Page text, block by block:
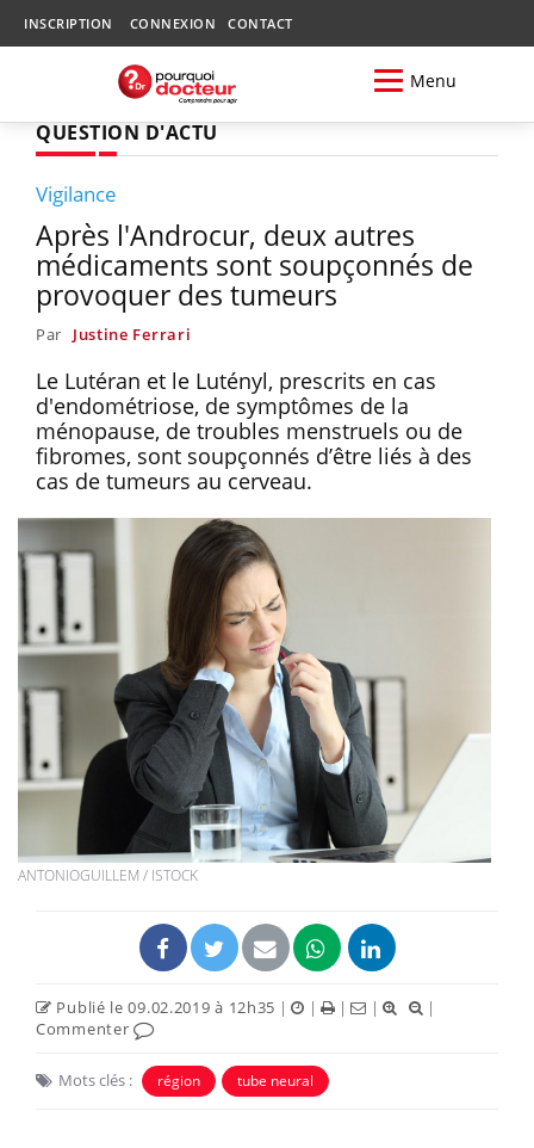
INSCRIPTION CONNEXION CONTACT
Menu
QUESTION D'ACTU
Vigilance
Après l'Androcur, deux autres
médicaments sont soupçonnés de
provoquer des tumeurs
Par Justine Ferrari
Le Lutéran et le Lutényl, prescrits en cas
d'endométriose, de symptômes de la
ménopause, de troubles menstruels ou de
fibromes, sont soupçonnés d’être liés à des
cas de tumeurs au cerveau.
ANTONIOGUILLEM / ISTOCK
Publié le 09.02.2019 à 12h35 | | | |
|
Commenter
Mots clés : région tube neural